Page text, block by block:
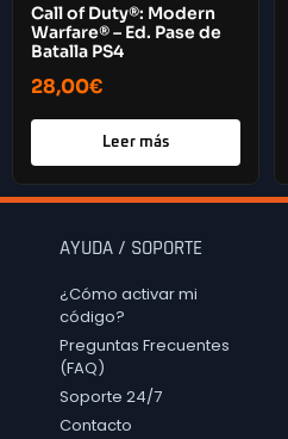
Call of Duty®: Modern
Warfare® – Ed. Pase de
Batalla PS4
28,00€
Leer más
AYUDA / SOPORTE
¿Cómo activar mi
código?
Preguntas Frecuentes
(FAQ)
Soporte 24/7
Contacto